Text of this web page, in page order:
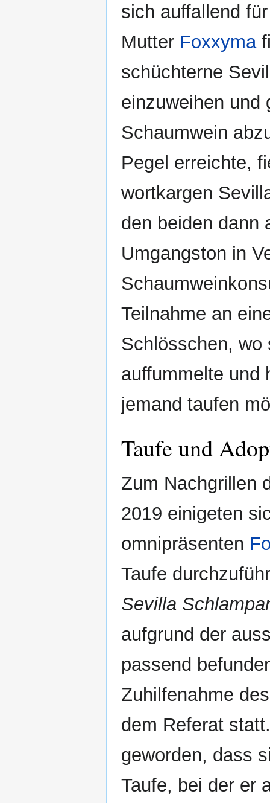
sich auffallend
Mutter Foxxyma
schüchterne
einzuweihen und
Schaumwein
Pegel erreichte,
wortkargen
den beiden dann
Umgangston in
Teilnahme an
Schlösschen,
auffummelte und
jemand taufen
Taufe und
Zum Nachgrillen
2019 einigeten
omnipräsenten
Taufe
Sevilla
aufgrund der
passend
Zuhilfenahme
dem Referat
geworden, dass
Taufe, bei der er